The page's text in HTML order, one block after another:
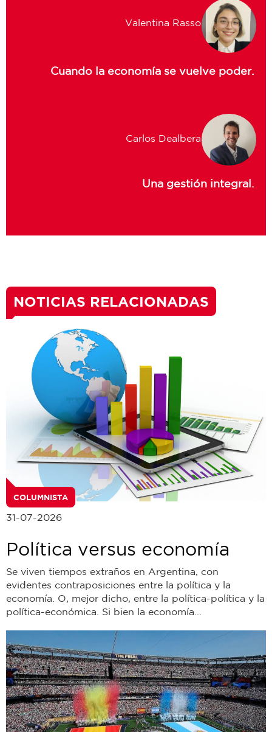
Valentina Rasso
Cuando la economía se vuelve poder.
Carlos Dealbera
Una gestión integral.
NOTICIAS RELACIONADAS
COLUMNISTA
31-07-2026
Política versus economía
Se viven tiempos extraños en Argentina, con
evidentes contraposiciones entre la política y la
economía. O, mejor dicho, entre la política-política y la
política-económica. Si bien la economía...